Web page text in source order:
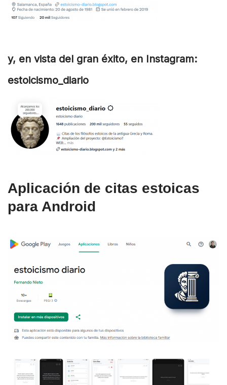
y, en vista del gran éxito, en Instagram:
estoicismo_diario
Aplicación de citas estoicas
para Android